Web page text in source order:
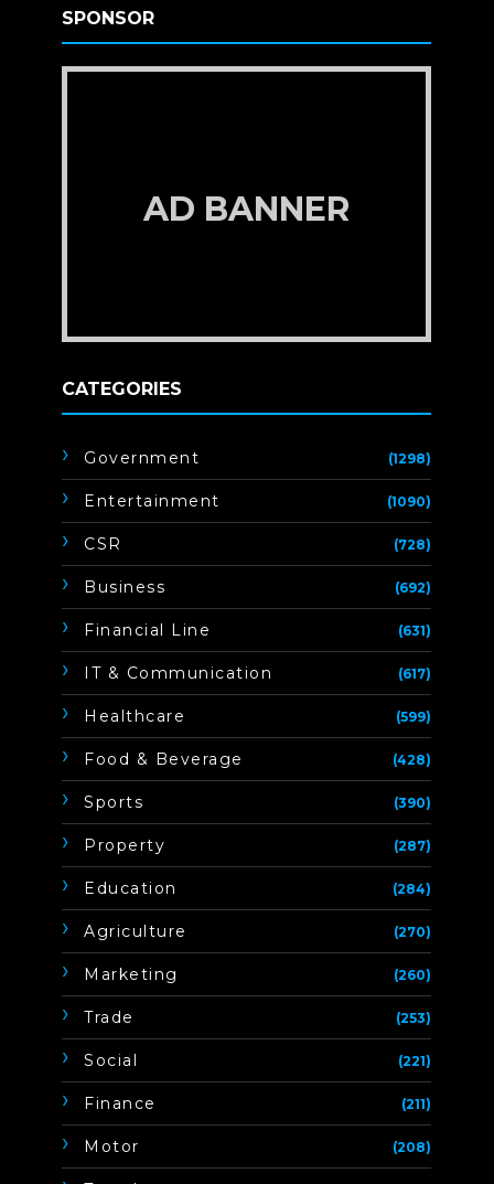
SPONSOR
AD BANNER
CATEGORIES
Government (1298)
Entertainment (1090)
CSR (728)
Business (692)
Financial Line (631)
IT & Communication (617)
Healthcare (599)
Food & Beverage (428)
Sports (390)
Property (287)
Education (284)
Agriculture (270)
Marketing (260)
Trade (253)
Social (221)
Finance (211)
Motor (208)